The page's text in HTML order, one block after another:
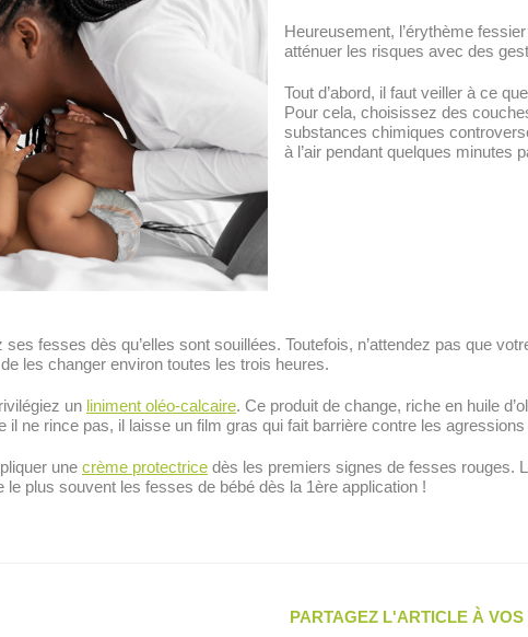
Heureusement, l’érythème
atténuer les risques avec des
Tout d’abord, il faut veiller à ce
Pour cela, choisissez des
substances chimiques
à l’air pendant quelques minutes
fesses dès qu’elles sont souillées. Toutefois, n’attendez pas que
de les changer environ toutes les trois heures.
un liniment oléo-calcaire. Ce produit de change, riche en huile
ne rince pas, il laisse un film gras qui fait barrière contre les agressions
une crème protectrice dès les premiers signes de fesses rouges.
plus souvent les fesses de bébé dès la 1ère application !
PARTAGEZ L'ARTICLE À VOS